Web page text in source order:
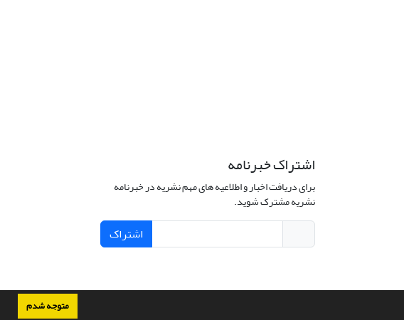
متوجه شدم
اشتراک خبرنامه
برای دریافت اخبار و اطلاعیه های مهم نشریه در خبرنامه
نشریه مشترک شوید.
اشتراک